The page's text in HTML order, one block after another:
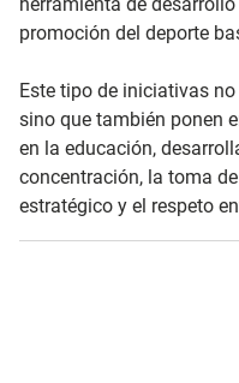
promoción del deporte
Este tipo de iniciativas
sino que también ponen
en la educación,
concentración, la toma
estratégico y el respeto